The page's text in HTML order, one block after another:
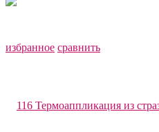
избранное сравнить